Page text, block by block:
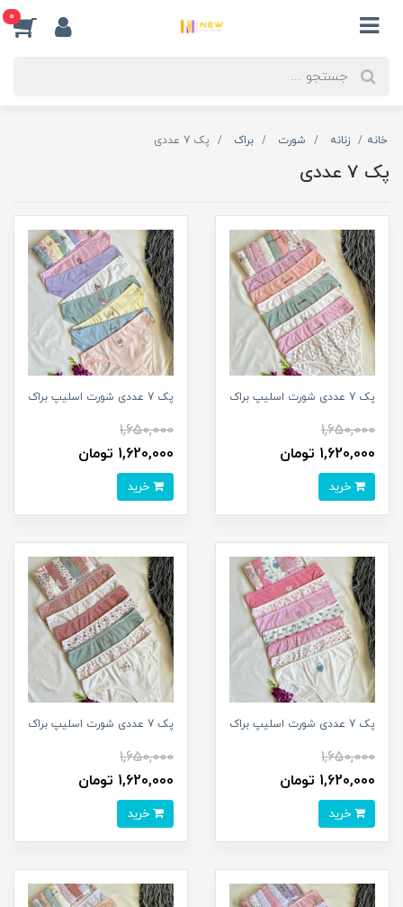
0
خانه زنانه شورت براک پک 7 عددی
پک 7 عددی
پک 7 عددی شورت اسلیپ براک
1,650,000
1,620,000 تومان
پک 7 عددی شورت اسلیپ براک
1,650,000
1,620,000 تومان
پک 7 عددی شورت اسلیپ براک
1,650,000
1,620,000 تومان
پک 7 عددی شورت اسلیپ براک
1,650,000
1,620,000 تومان